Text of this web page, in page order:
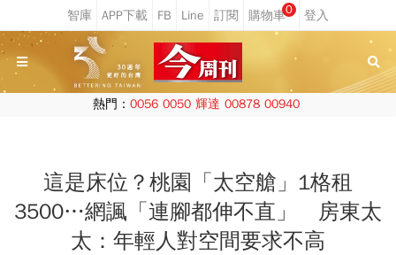
0
熱門： 0056 0050 輝達 00878 00940
這是床位？桃園「太空艙」1格租
3500…網諷「連腳都伸不直」 房東太
太：年輕人對空間要求不高